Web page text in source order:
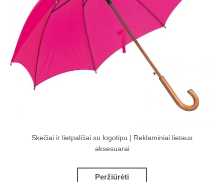
Skėčiai ir lietpalčiai su logotipu | Reklaminiai lietaus
aksesuarai
Peržiūrėti